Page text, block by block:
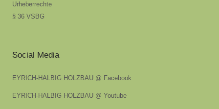
Urheberrechte
§ 36 VSBG
Social Media
EYRICH-HALBIG HOLZBAU @ Facebook
EYRICH-HALBIG HOLZBAU @ Youtube